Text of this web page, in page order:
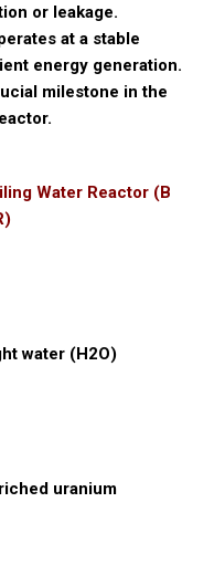
or leakage.
at a stable
energy generation.
milestone in the
Water Reactor (B
water (H2O)
uranium